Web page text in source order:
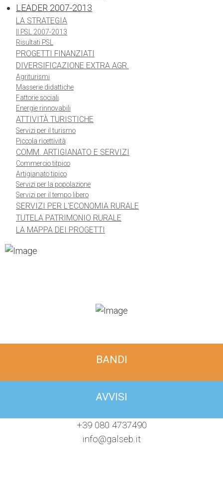
LEADER 2007-2013
LA STRATEGIA
Il PSL 2007-2013
Risultati PSL
PROGETTI FINANZIATI
DIVERSIFICAZIONE EXTRA AGR.
Agriturismi
Masserie didattiche
Fattorie sociali
Energie rinnovabili
ATTIVITÀ TURISTICHE
Servizi per il turismo
Piccola ricettività
COMM. ARTIGIANATO E SERVIZI
Commercio titpico
Artigianato tipico
Servizi per la popolazione
Servizi per il tempo libero
SERVIZI PER L'ECONOMIA RURALE
TUTELA PATRIMONIO RURALE
LA MAPPA DEI PROGETTI
BANDI
AVVISI
+39 080 4737490
info@galseb.it